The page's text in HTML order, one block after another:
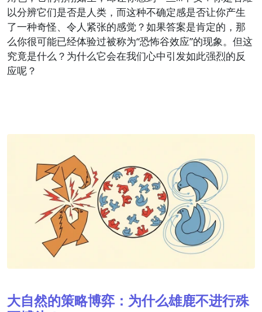
以分辨它们是否是人类，而这种不确定感是否让你产生
了一种奇怪、令人紧张的感觉？如果答案是肯定的，那
么你很可能已经体验过被称为“恐怖谷效应”的现象。但这
究竟是什么？为什么它会在我们心中引发如此强烈的反
应呢？
大自然的策略博弈：为什么雄鹿不进行殊